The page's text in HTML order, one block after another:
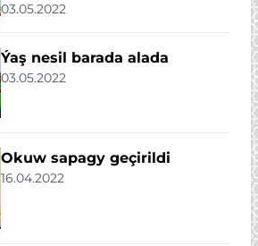
03.05.2022
Ýaş nesil barada alada
03.05.2022
Okuw sapagy geçirildi
16.04.2022